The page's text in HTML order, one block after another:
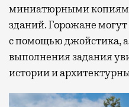
миниатюрными
зданий. Горожане
с помощью джойстика,
выполнения задания
истории и